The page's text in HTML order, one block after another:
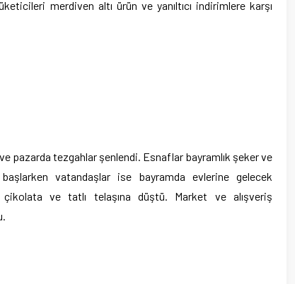
merdiven altı ürün ve yanıltıcı indirimlere karşı
ve pazarda tezgahlar şenlendi. Esnaflar bayramlık şeker ve
vatandaşlar ise bayramda evlerine gelecek
ve tatlı telaşına düştü. Market ve alışveriş